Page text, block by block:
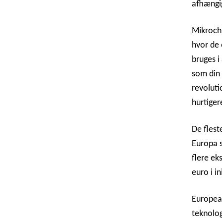
hvor de
bruges
som
De
Europa
flere
euro i